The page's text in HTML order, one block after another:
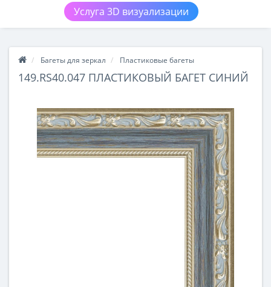
Услуга 3D визуализации
Багеты для зеркал Пластиковые багеты
149.RS40.047 ПЛАСТИКОВЫЙ БАГЕТ СИНИЙ